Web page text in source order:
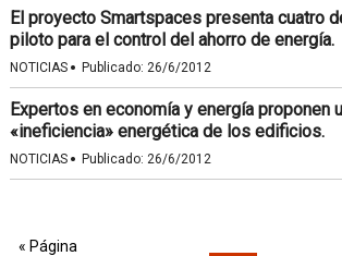
El proyecto Smartspaces presenta cuatro
piloto para el control del ahorro de energía.
NOTICIAS · Publicado: 26/6/2012
Expertos en economía y energía proponen
«ineficiencia» energética de los edificios.
NOTICIAS · Publicado: 26/6/2012
« Página